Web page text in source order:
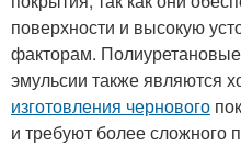
поверхности и высокую
факторам.
эмульсии также являются
изготовления чернового
и требуют более сложного